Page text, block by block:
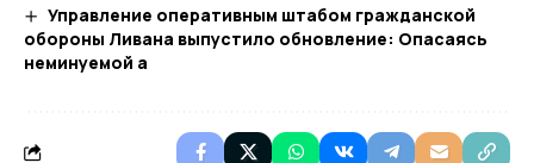
Управление оперативным штабом гражданской
обороны Ливана выпустило обновление: Опасаясь
неминуемой а